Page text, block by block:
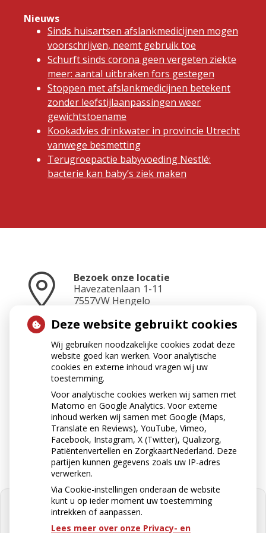
Nieuws
Sinds huisartsen afslankmedicijnen mogen
voorschrijven, neemt gebruik toe
Schurft sinds corona geen vergeten ziekte
meer: aantal uitbraken fors gestegen
Stoppen met afslankmedicijnen betekent
zonder leefstijlaanpassingen weer
gewichtstoename
Kookadvies drinkwater in provincie Utrecht
vanwege besmetting
Terugroepactie babyvoeding Nestlé:
bacterie kan baby’s ziek maken
Bezoek onze locatie
Havezatenlaan 1-11
7557VW Hengelo
Neem contact op
074-2423465
Stuur ons een e-mail
apotheek@apotheekkoop.nl
Deze website gebruikt cookies
Wij gebruiken noodzakelijke cookies zodat deze
website goed kan werken. Voor analytische
cookies en externe inhoud vragen wij uw
toestemming.
Voor analytische cookies werken wij samen met
Matomo en Google Analytics. Voor externe
inhoud werken wij samen met Google (Maps,
Translate en Reviews), YouTube, Vimeo,
Facebook, Instagram, X (Twitter), Qualizorg,
Patiëntenvertellen en ZorgkaartNederland. Deze
partijen kunnen gegevens zoals uw IP-adres
verwerken.
Via Cookie-instellingen onderaan de website
kunt u op ieder moment uw toestemming
intrekken of aanpassen.
Lees meer over onze Privacy- en